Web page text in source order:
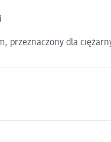
przeznaczony dla